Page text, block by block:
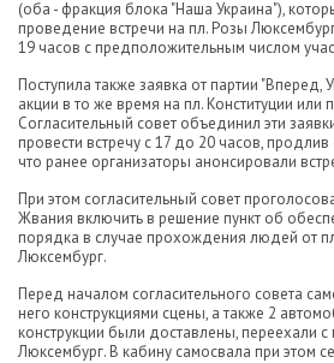
(оба - фракция блока "Наша Украина"),
проведение встречи на пл. Розы
19 часов с предположительным числом
Поступила также заявка от партии "Вперед,
акции в то же время на пл. Конституции или
Согласительный совет объединил эти
провести встречу с 17 до 20 часов, продлив
что ранее организаторы анонсировали
При этом согласительный совет
Жвания включить в решение пункт об
порядка в случае прохождения людей от
Люксембург.
Перед началом согласительного совета
него конструкциями сцены, а также 2
конструкции были доставлены, переехали
Люксембург. В кабину самосвала при этом